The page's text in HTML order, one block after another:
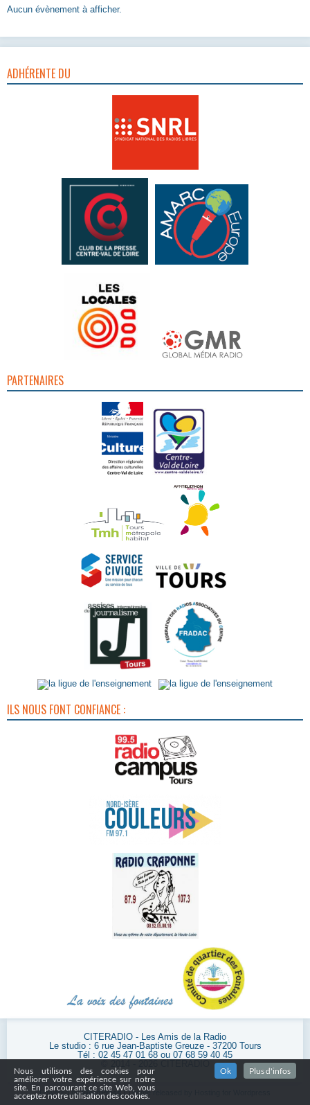
Aucun évènement à afficher.
ADHÉRENTE DU
PARTENAIRES
ILS NOUS FONT CONFIANCE :
CITERADIO - Les Amis de la Radio
Le studio : 6 rue Jean-Baptiste Greuze - 37200 Tours
Tél : 02 45 47 01 68 ou 07 68 59 40 45
Powered byWordPress| Theme released by
Nous utilisons des cookies pour
améliorer votre expérience sur notre
site. En parcourant ce site Web, vous
acceptez notre utilisation des cookies.
Ok Plus d'infos